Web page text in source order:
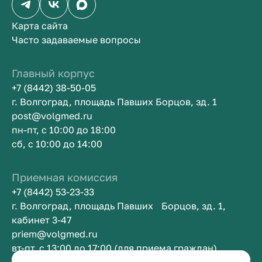
Карта сайта
Часто задаваемые вопросы
Главный корпус
+7 (8442) 38-50-05
г. Волгоград, площадь Павших Борцов, зд. 1
post@volgmed.ru
пн-пт, с 10:00 до 18:00
сб, с 10:00 до 14:00
Приемная комиссия
+7 (8442) 53-23-33
г. Волгоград, площадь Павших Борцов, зд. 1,
кабинет 3-47
priem@volgmed.ru
вт-пт, с 13:00 до 17:00 (для приема граждан)